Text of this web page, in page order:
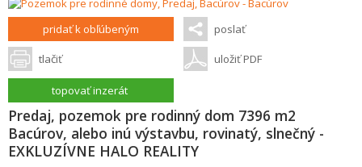
pridať k obľúbeným poslať
tlačiť uložiť PDF
topovať inzerát
Predaj, pozemok pre rodinný dom 7396 m2
Bacúrov, alebo inú výstavbu, rovinatý, slnečný -
EXKLUZÍVNE HALO REALITY